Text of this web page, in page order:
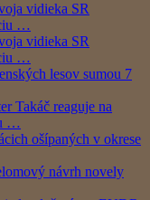
vidieka SR
…
vidieka SR
…
lesov sumou 7
Takáč reaguje na
…
ošípaných v okrese
návrh novely